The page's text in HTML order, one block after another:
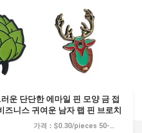
운 단단한 에마일 핀 모양 금 접
즈니스 귀여운 남자 랩 핀 브로치
가격：$0.30/pieces 50-99 pieces